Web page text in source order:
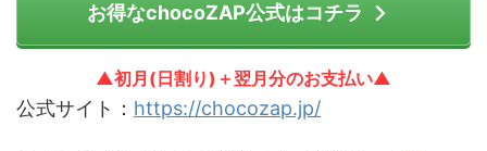
お得なchocoZAP公式はコチラ
▲初月(日割り)＋翌月分のお支払い▲
公式サイト： https://chocozap.jp/